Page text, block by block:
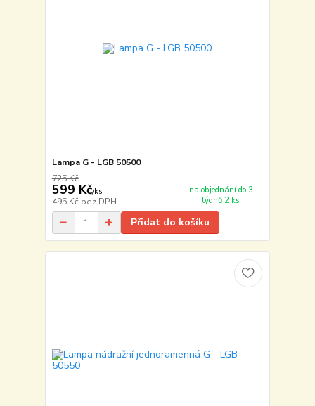
Lampa G - LGB 50500
725 Kč
599 Kč/ks
495 Kč bez DPH
na objednání do 3
týdnů 2 ks
Přidat do košíku